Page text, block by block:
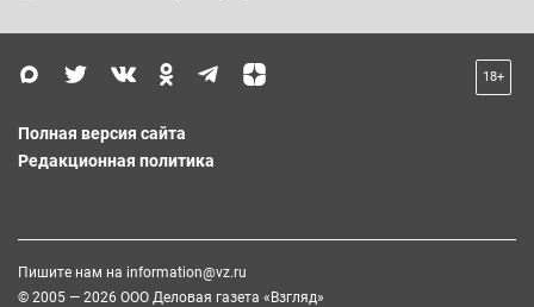
18+
Полная версия сайта
Редакционная политика
Пишите нам на information@vz.ru
© 2005 — 2026 ООО Деловая газета «Взгляд»